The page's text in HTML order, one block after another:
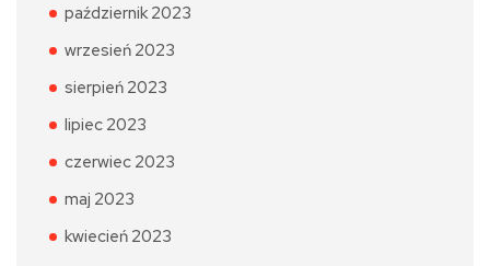
październik 2023
wrzesień 2023
sierpień 2023
lipiec 2023
czerwiec 2023
maj 2023
kwiecień 2023